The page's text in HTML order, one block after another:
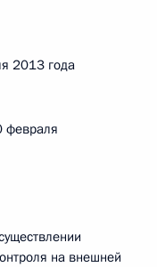
года
на внешней